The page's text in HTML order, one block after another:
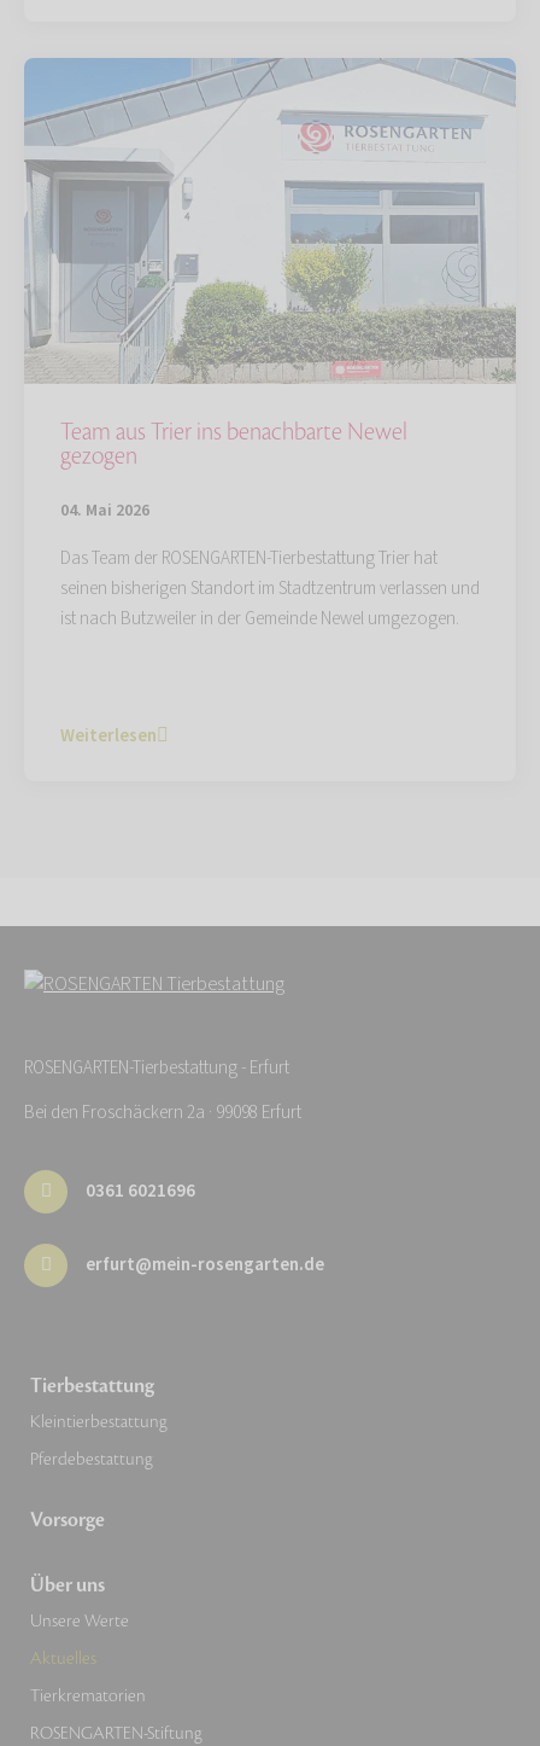
Team aus Trier ins benachbarte Newel
gezogen
04. Mai 2026
Das Team der ROSENGARTEN-Tierbestattung Trier hat
seinen bisherigen Standort im Stadtzentrum verlassen und
ist nach Butzweiler in der Gemeinde Newel umgezogen.
Weiterlesen
ROSENGARTEN-Tierbestattung - Erfurt
Bei den Froschäckern 2a · 99098 Erfurt
0361 6021696
erfurt@mein-rosengarten.de
Tierbestattung
Kleintierbestattung
Pferdebestattung
Vorsorge
Über uns
Unsere Werte
Aktuelles
Tierkrematorien
ROSENGARTEN-Stiftung